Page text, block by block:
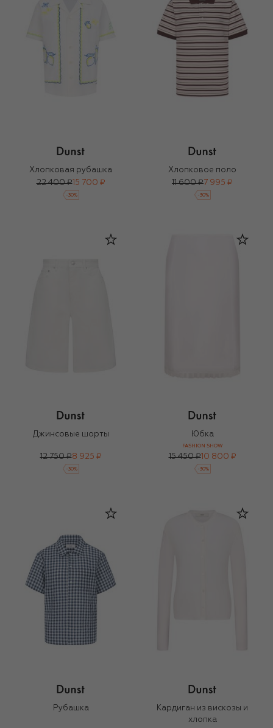
Хлопковая рубашка
22 400 ₽15 700 ₽
-30%
Хлопковое поло
11 600 ₽7 995 ₽
-30%
Джинсовые шорты
12 750 ₽8 925 ₽
-30%
Юбка
FASHION SHOW
15 450 ₽10 800 ₽
-30%
Рубашка
Кардиган из вискозы и
хлопка